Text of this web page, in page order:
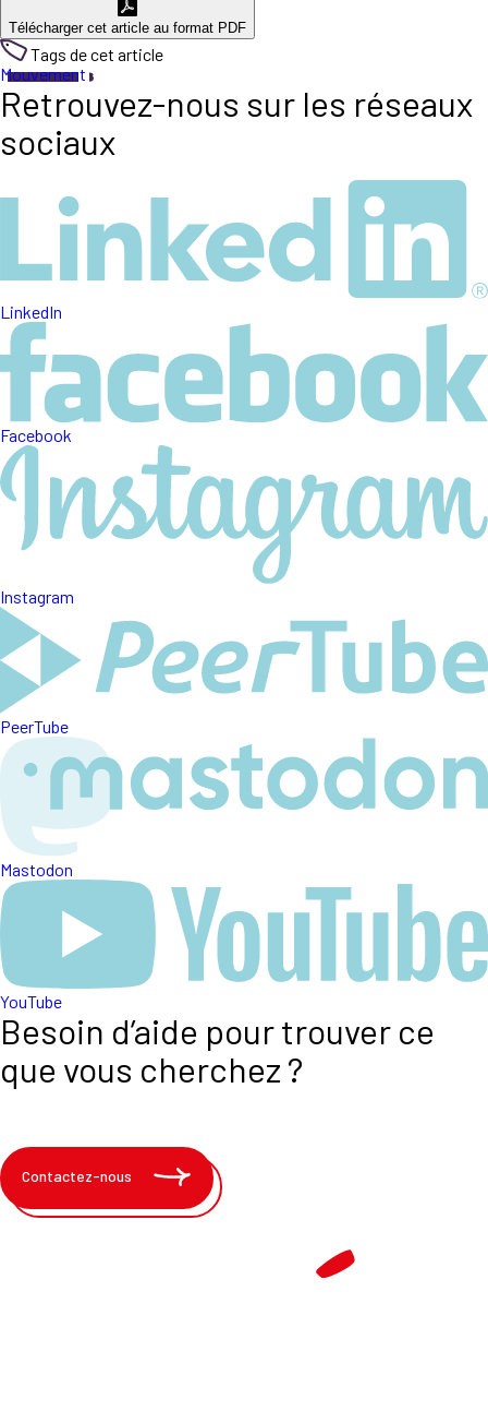
Télécharger cet article au format PDF
Tags de cet article
Mouvement
Retrouvez-nous sur les réseaux
sociaux
LinkedIn
Facebook
Instagram
PeerTube
Mastodon
YouTube
Besoin d’aide pour trouver ce
que vous cherchez ?
Contactez-nous